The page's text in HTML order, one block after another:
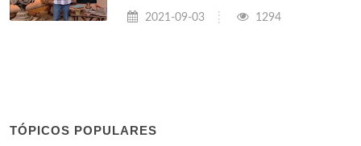
2021-09-03 1294
TÓPICOS POPULARES